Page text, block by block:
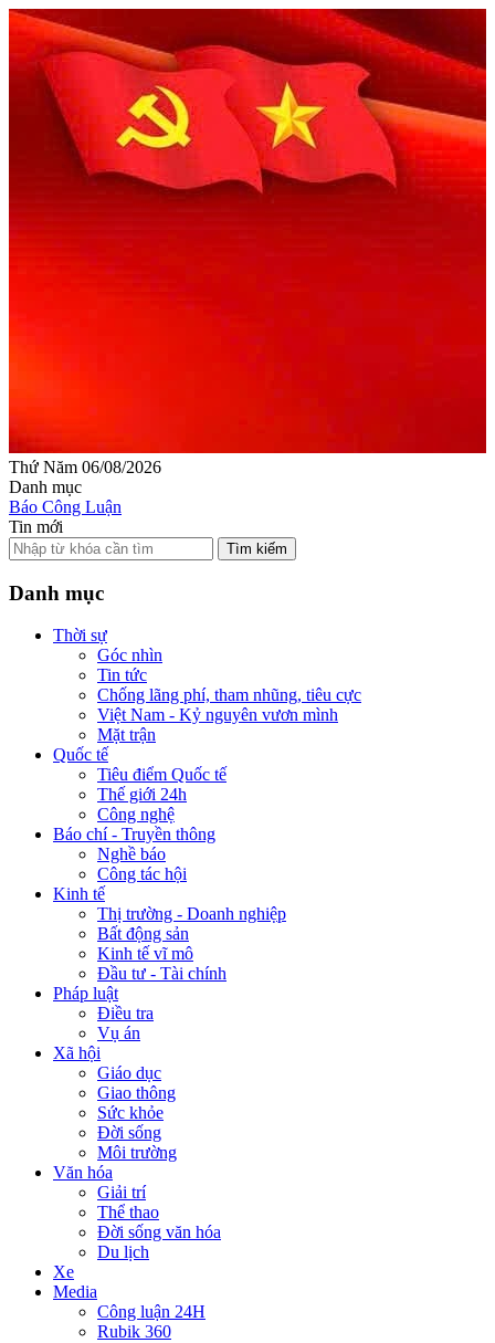
Thứ Năm 06/08/2026
Danh mục
Báo Công Luận
Tin mới
Tìm kiếm
Danh mục
Thời sự
Góc nhìn
Tin tức
Chống lãng phí, tham nhũng, tiêu cực
Việt Nam - Kỷ nguyên vươn mình
Mặt trận
Quốc tế
Tiêu điểm Quốc tế
Thế giới 24h
Công nghệ
Báo chí - Truyền thông
Nghề báo
Công tác hội
Kinh tế
Thị trường - Doanh nghiệp
Bất động sản
Kinh tế vĩ mô
Đầu tư - Tài chính
Pháp luật
Điều tra
Vụ án
Xã hội
Giáo dục
Giao thông
Sức khỏe
Đời sống
Môi trường
Văn hóa
Giải trí
Thể thao
Đời sống văn hóa
Du lịch
Xe
Media
Công luận 24H
Rubik 360